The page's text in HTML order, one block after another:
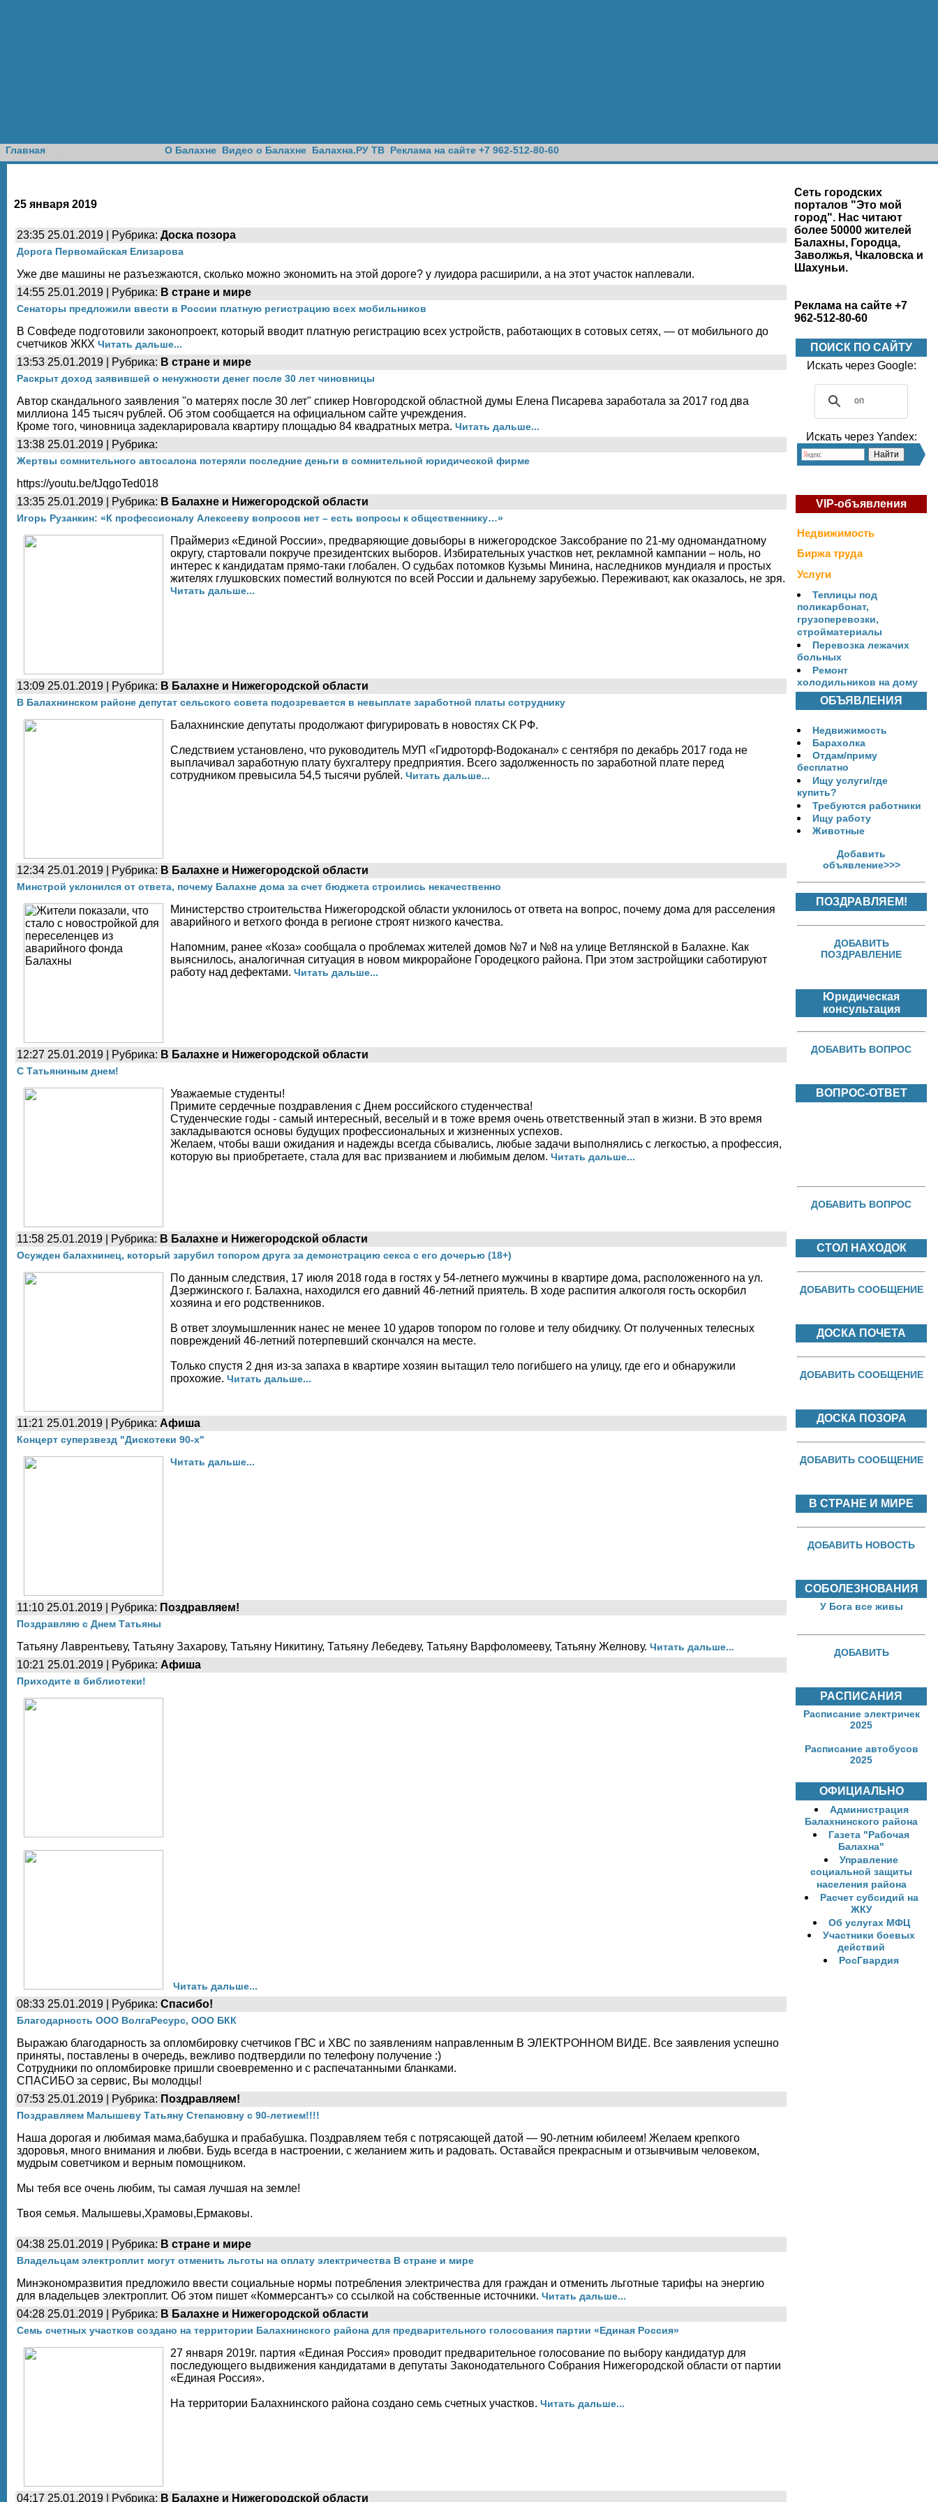
Главная О Балахне Видео о Балахне Балахна.РУ ТВ Реклама на сайте +7 962-512-80-60
25 января 2019
23:35 25.01.2019 | Рубрика: Доска позора
Дорога Первомайская Елизарова
Уже две машины не разъезжаются, сколько можно экономить на этой дороге? у луидора расширили, а на этот участок наплевали.
14:55 25.01.2019 | Рубрика: В стране и мире
Сенаторы предложили ввести в России платную регистрацию всех мобильников
В Совфеде подготовили законопроект, который вводит платную регистрацию всех устройств, работающих в сотовых сетях, — от мобильного до
счетчиков ЖКХ Читать дальше...
13:53 25.01.2019 | Рубрика: В стране и мире
Раскрыт доход заявившей о ненужности денег после 30 лет чиновницы
Автор скандального заявления "о матерях после 30 лет" спикер Новгородской областной думы Елена Писарева заработала за 2017 год два
миллиона 145 тысяч рублей. Об этом сообщается на официальном сайте учреждения.
Кроме того, чиновница задекларировала квартиру площадью 84 квадратных метра. Читать дальше...
13:38 25.01.2019 | Рубрика:
Жертвы сомнительного автосалона потеряли последние деньги в сомнительной юридической фирме
https://youtu.be/tJqgoTed018
13:35 25.01.2019 | Рубрика: В Балахне и Нижегородской области
Игорь Рузанкин: «К профессионалу Алексееву вопросов нет – есть вопросы к общественнику…»
Праймериз «Единой России», предваряющие довыборы в нижегородское Заксобрание по 21-му одномандатному
округу, стартовали покруче президентских выборов. Избирательных участков нет, рекламной кампании – ноль, но
интерес к кандидатам прямо-таки глобален. О судьбах потомков Кузьмы Минина, наследников мундиаля и простых
жителях глушковских поместий волнуются по всей России и дальнему зарубежью. Переживают, как оказалось, не зря.
Читать дальше...
13:09 25.01.2019 | Рубрика: В Балахне и Нижегородской области
В Балахнинском районе депутат сельского совета подозревается в невыплате заработной платы сотруднику
Балахнинские депутаты продолжают фигурировать в новостях СК РФ.
Следствием установлено, что руководитель МУП «Гидроторф-Водоканал» с сентября по декабрь 2017 года не
выплачивал заработную плату бухгалтеру предприятия. Всего задолженность по заработной плате перед
сотрудником превысила 54,5 тысячи рублей. Читать дальше...
12:34 25.01.2019 | Рубрика: В Балахне и Нижегородской области
Минстрой уклонился от ответа, почему Балахне дома за счет бюджета строились некачественно
Министерство строительства Нижегородской области уклонилось от ответа на вопрос, почему дома для расселения
аварийного и ветхого фонда в регионе строят низкого качества.
Напомним, ранее «Коза» сообщала о проблемах жителей домов №7 и №8 на улице Ветлянской в Балахне. Как
выяснилось, аналогичная ситуация в новом микрорайоне Городецкого района. При этом застройщики саботируют
работу над дефектами. Читать дальше...
12:27 25.01.2019 | Рубрика: В Балахне и Нижегородской области
С Татьяниным днем!
Уважаемые студенты!
Примите сердечные поздравления с Днем российского студенчества!
Студенческие годы - самый интересный, веселый и в тоже время очень ответственный этап в жизни. В это время
закладываются основы будущих профессиональных и жизненных успехов.
Желаем, чтобы ваши ожидания и надежды всегда сбывались, любые задачи выполнялись с легкостью, а профессия,
которую вы приобретаете, стала для вас призванием и любимым делом. Читать дальше...
11:58 25.01.2019 | Рубрика: В Балахне и Нижегородской области
Осужден балахнинец, который зарубил топором друга за демонстрацию секса с его дочерью (18+)
По данным следствия, 17 июля 2018 года в гостях у 54-летнего мужчины в квартире дома, расположенного на ул.
Дзержинского г. Балахна, находился его давний 46-летний приятель. В ходе распития алкоголя гость оскорбил
хозяина и его родственников.
В ответ злоумышленник нанес не менее 10 ударов топором по голове и телу обидчику. От полученных телесных
повреждений 46-летний потерпевший скончался на месте.
Только спустя 2 дня из-за запаха в квартире хозяин вытащил тело погибшего на улицу, где его и обнаружили
прохожие. Читать дальше...
11:21 25.01.2019 | Рубрика: Афиша
Концерт суперзвезд "Дискотеки 90-х"
Читать дальше...
11:10 25.01.2019 | Рубрика: Поздравляем!
Поздравляю с Днем Татьяны
Татьяну Лаврентьеву, Татьяну Захарову, Татьяну Никитину, Татьяну Лебедеву, Татьяну Варфоломееву, Татьяну Желнову. Читать дальше...
10:21 25.01.2019 | Рубрика: Афиша
Приходите в библиотеки!
Читать дальше...
08:33 25.01.2019 | Рубрика: Спасибо!
Благодарность ООО ВолгаРесурс, ООО БКК
Выражаю благодарность за опломбировку счетчиков ГВС и ХВС по заявлениям направленным В ЭЛЕКТРОННОМ ВИДЕ. Все заявления успешно
приняты, поставлены в очередь, вежливо подтвердили по телефону получение :)
Сотрудники по опломбировке пришли своевременно и с распечатанными бланками.
СПАСИБО за сервис, Вы молодцы!
07:53 25.01.2019 | Рубрика: Поздравляем!
Поздравляем Малышеву Татьяну Степановну с 90-летием!!!!
Наша дорогая и любимая мама,бабушка и прабабушка. Поздравляем тебя с потрясающей датой — 90-летним юбилеем! Желаем крепкого
здоровья, много внимания и любви. Будь всегда в настроении, с желанием жить и радовать. Оставайся прекрасным и отзывчивым человеком,
мудрым советчиком и верным помощником.
Мы тебя все очень любим, ты самая лучшая на земле!
Твоя семья. Малышевы,Храмовы,Ермаковы.
04:38 25.01.2019 | Рубрика: В стране и мире
Владельцам электроплит могут отменить льготы на оплату электричества В стране и мире
Минэкономразвития предложило ввести социальные нормы потребления электричества для граждан и отменить льготные тарифы на энергию
для владельцев электроплит. Об этом пишет «Коммерсантъ» со ссылкой на собственные источники. Читать дальше...
04:28 25.01.2019 | Рубрика: В Балахне и Нижегородской области
Семь счетных участков создано на территории Балахнинского района для предварительного голосования партии «Единая Россия»
27 января 2019г. партия «Единая Россия» проводит предварительное голосование по выбору кандидатур для
последующего выдвижения кандидатами в депутаты Законодательного Собрания Нижегородской области от партии
«Единая Россия».
На территории Балахнинского района создано семь счетных участков. Читать дальше...
04:17 25.01.2019 | Рубрика: В Балахне и Нижегородской области
Сеть городских
порталов "Это мой
город". Нас читают
более 50000 жителей
Балахны, Городца,
Заволжья, Чкаловска и
Шахуньи.
Реклама на сайте +7
962-512-80-60
ПОИСК ПО САЙТУ
Искать через Google:
Искать через Yandex:
VIP-объявления
Недвижимость
Биржа труда
Услуги
Теплицы под
поликарбонат,
грузоперевозки,
стройматериалы
Перевозка лежачих
больных
Ремонт
холодильников на дому
ОБЪЯВЛЕНИЯ
Недвижимость
Барахолка
Отдам/приму
бесплатно
Ищу услуги/где
купить?
Требуются работники
Ищу работу
Животные
Добавить
объявление>>>
ПОЗДРАВЛЯЕМ!
ДОБАВИТЬ
ПОЗДРАВЛЕНИЕ
Юридическая
консультация
ДОБАВИТЬ ВОПРОС
ВОПРОС-ОТВЕТ
ДОБАВИТЬ ВОПРОС
СТОЛ НАХОДОК
ДОБАВИТЬ СООБЩЕНИЕ
ДОСКА ПОЧЕТА
ДОБАВИТЬ СООБЩЕНИЕ
ДОСКА ПОЗОРА
ДОБАВИТЬ СООБЩЕНИЕ
В СТРАНЕ И МИРЕ
ДОБАВИТЬ НОВОСТЬ
СОБОЛЕЗНОВАНИЯ
У Бога все живы
ДОБАВИТЬ
РАСПИСАНИЯ
Расписание электричек
2025
Расписание автобусов
2025
ОФИЦИАЛЬНО
Администрация
Балахнинского района
Газета "Рабочая
Балахна"
Управление
социальной защиты
населения района
Расчет субсидий на
ЖКУ
Об услугах МФЦ
Участники боевых
действий
РосГвардия